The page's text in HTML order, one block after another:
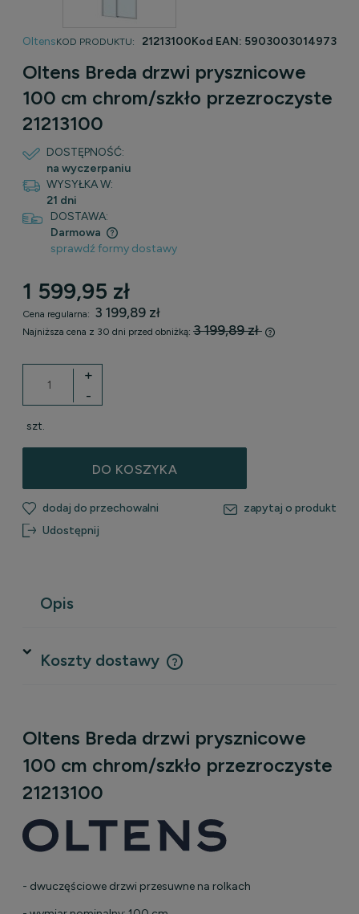
OltensKOD PRODUKTU: 21213100Kod EAN: 5903003014973
Oltens Breda drzwi prysznicowe
100 cm chrom/szkło przezroczyste
21213100
DOSTĘPNOŚĆ:
na wyczerpaniu
WYSYŁKA W:
21 dni
DOSTAWA:
Darmowa
Cena nie zawiera ewentualnych kosztów płatności
sprawdź formy dostawy
1 599,95 zł
Cena regularna: 3 199,89 zł
Najniższa cena z 30 dni przed obniżką: 3 199,89 zł
-
+
szt.
DO KOSZYKA
dodaj do przechowalni
zapytaj o produkt
Udostępnij
Opis
Koszty dostawy
Cena nie zawiera ewentualnych kosztów płatności
Oltens Breda drzwi prysznicowe
100 cm chrom/szkło przezroczyste
21213100
- dwuczęściowe drzwi przesuwne na rolkach